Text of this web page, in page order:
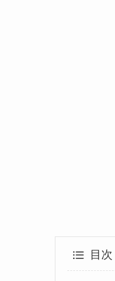
目次